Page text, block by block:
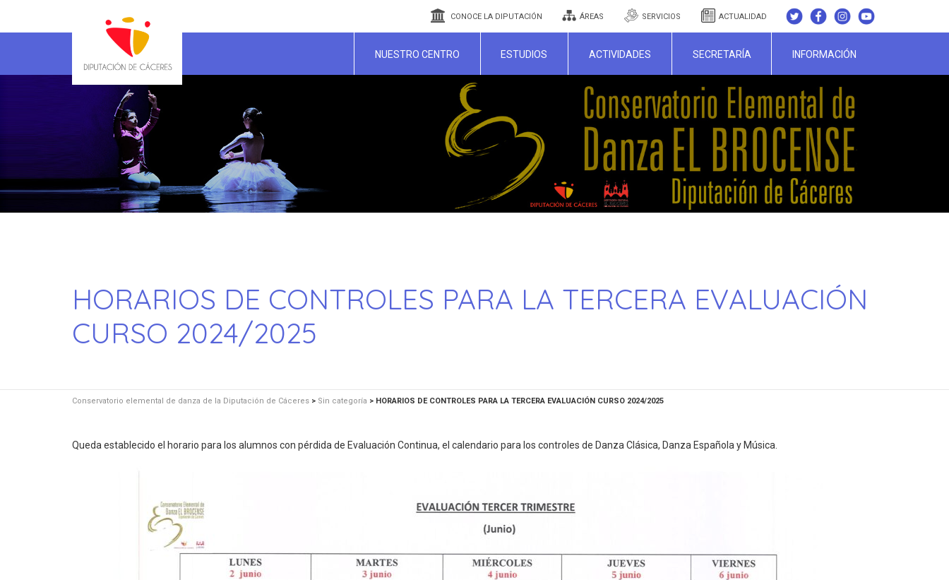
CONOCE LA DIPUTACIÓN ÁREAS SERVICIOS ACTUALIDAD
NUESTRO CENTRO ESTUDIOS ACTIVIDADES SECRETARÍA INFORMACIÓN
HORARIOS DE CONTROLES PARA LA TERCERA EVALUACIÓN
CURSO 2024/2025
Conservatorio elemental de danza de la Diputación de Cáceres > Sin categoría > HORARIOS DE CONTROLES PARA LA TERCERA EVALUACIÓN CURSO 2024/2025
Queda establecido el horario para los alumnos con pérdida de Evaluación Continua, el calendario para los controles de Danza Clásica, Danza Española y Música.